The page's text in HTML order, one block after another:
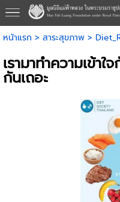
หน้าแรก > สาระสุขภาพ>
เรามาทำความเข้า
กันเถอะ